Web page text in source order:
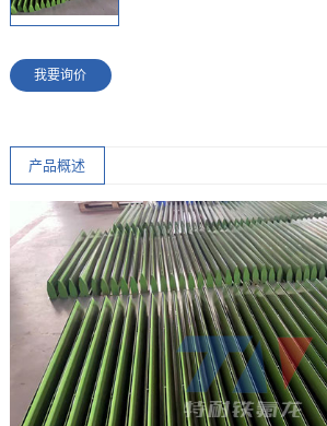
我要询价
产品概述